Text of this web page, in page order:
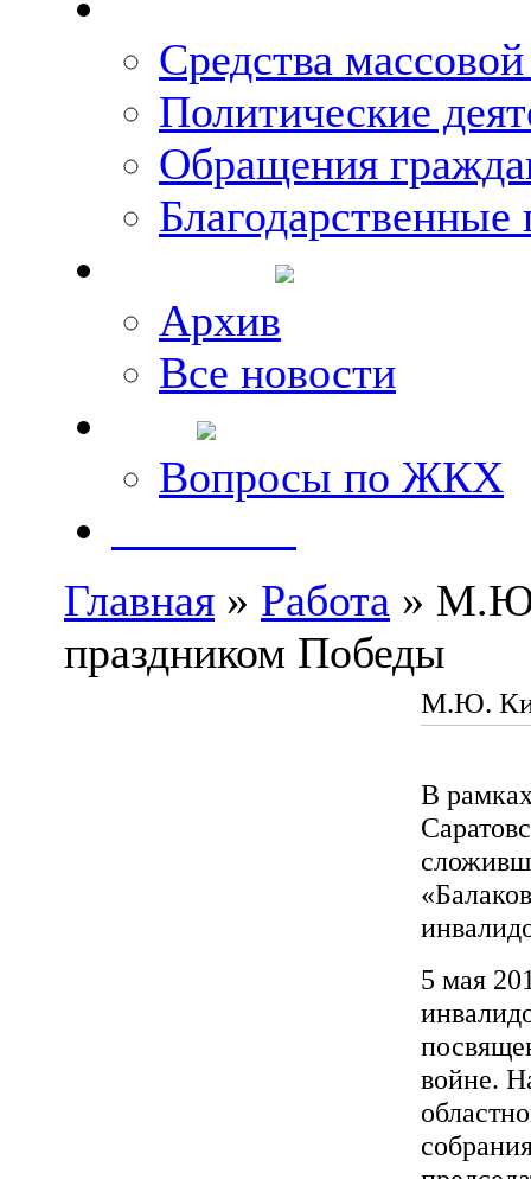
Средства
Политические
Обращения
Благодарственные
Архив
Все новости
Вопросы по ЖКХ
Главная » Работа » М.Ю.
праздником Победы
М.Ю.
В
5 мая
войне.